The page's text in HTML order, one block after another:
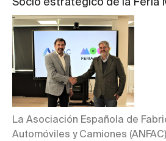
Socio estratégico de la Feria
La Asociación Española de
Automóviles y Camiones